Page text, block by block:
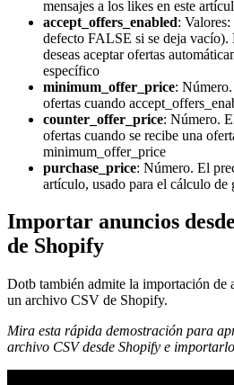
mensajes a los likes en este
accept_offers_enabled:
defecto FALSE si se deja vacío).
deseas aceptar ofertas
específico
minimum_offer_price:
ofertas cuando
counter_offer_price: Número.
ofertas cuando se recibe una
minimum_offer_price
purchase_price: Número. El
artículo, usado para el cálculo de
Importar anuncios
de Shopify
Dotb también admite la importación de
un archivo CSV de Shopify.
Mira esta rápida demostración para
archivo CSV desde Shopify e